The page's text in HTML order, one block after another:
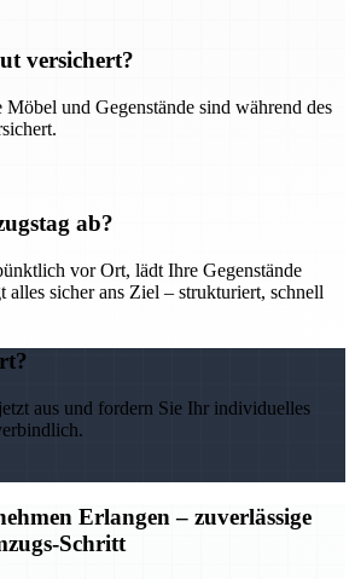
versichert?
und Gegenstände sind während des
ab?
vor Ort, lädt Ihre Gegenstände
alles sicher ans Ziel – strukturiert, schnell
aus und fordern Sie Ihr individuelles
Erlangen – zuverlässige
Schritt